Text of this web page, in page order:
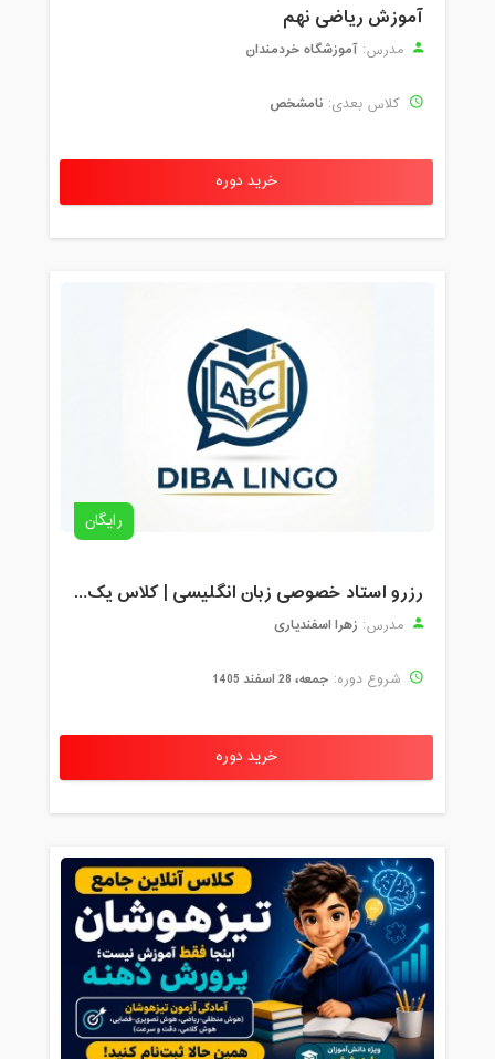
آموزش ریاضی نهم
مدرس: آموزشگاه خردمندان
کلاس بعدی: نامشخص
خرید دوره
رایگان
رزرو استاد خصوصی زبان انگلیسی | کلاس یک‌نفره با زهرا اسفندیاری + مشاوره رایگان
مدرس: زهرا اسفندیاری
شروع دوره: جمعه، 28 اسفند 1405
خرید دوره